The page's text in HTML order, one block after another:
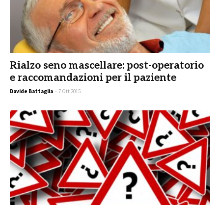
Rialzo seno mascellare: post-operatorio
e raccomandazioni per il paziente
Davide Battaglia - 7 Ott 2015